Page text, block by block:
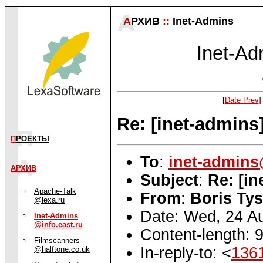
П РОЕКТЫ
АРХИВ
Apache-Talk
@lexa.ru
Inet-Admins
@info.east.ru
Filmscanners
@halftone.co.uk
АРХИВ :: Inet-Admins
Inet-
[Date Prev][
Re: [inet-
To: inet-
Subject: Re:
From: Boris
Date: Wed, 24
Content-length:
In-reply-to: <